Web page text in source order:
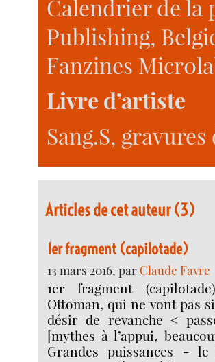
Calendrier de la
Publishing,
Fanzines
Livre d’artiste
Sang.S,
Articles de cet auteur (3)
1er fragment (capilotade)
13 mars 2016, par Claude Favre
1er fragment
Ottoman, qui ne vont pas
désir de revanche <
[mythes à l’appui,
Grandes puissances -